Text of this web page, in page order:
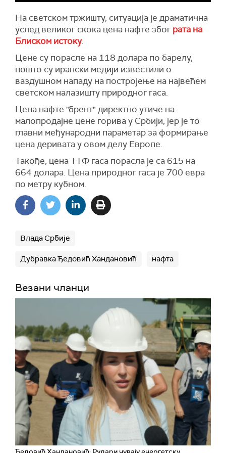
и повећања цене нафте од 40 одсто
последњих недеља", истакла је министарка
Ђедовић Хандановић.
На светском тржишту, ситуација је драматична
услед великог скока цена нафте због рата на
Блиском истоку.
Цене су порасле на 118 долара по барелу,
пошто су ирански медији известили о
ваздушном нападу на постројење на највећем
светском налазишту природног гаса.
Цена нафте "брент" директно утиче на
малопродајне цене горива у Србији, јер је то
главни међународни параметар за формирање
цена деривата у овом делу Европе.
Такође, цена ТТФ гаса порасла је са 615 на
664 долара. Цена природног гаса је 700 евра
по метру кубном.
Влада Србије
Дубравка Ђедовић Хандановић нафта
Везани чланци